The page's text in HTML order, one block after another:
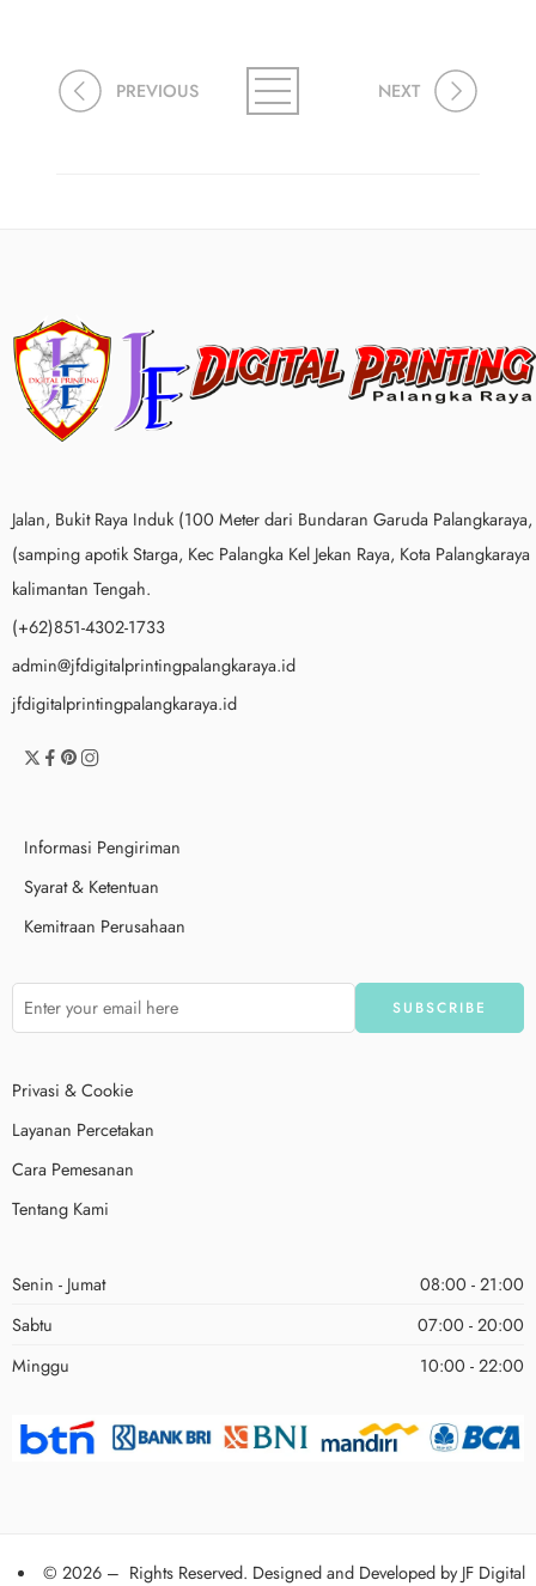
PREVIOUS NEXT
Jalan, Bukit Raya Induk (100 Meter dari Bundaran Garuda Palangkaraya,
(samping apotik Starga, Kec Palangka Kel Jekan Raya, Kota Palangkaraya
kalimantan Tengah.
(+62)851-4302-1733
admin@jfdigitalprintingpalangkaraya.id
jfdigitalprintingpalangkaraya.id
Informasi Pengiriman
Syarat & Ketentuan
Kemitraan Perusahaan
Privasi & Cookie
Layanan Percetakan
Cara Pemesanan
Tentang Kami
Senin - Jumat
08:00 - 21:00
Sabtu
07:00 - 20:00
Minggu
10:00 - 22:00
© 2026 – Rights Reserved. Designed and Developed byJF Digital